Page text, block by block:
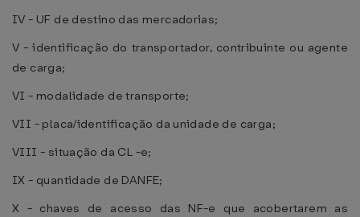
IV - UF de destino das mercadorias;
V - identificação do transportador, contribuinte ou agente
de carga;
VI - modalidade de transporte;
VII - placa/identificação da unidade de carga;
VIII - situação da CL -e;
IX - quantidade de DANFE;
X - chaves de acesso das NF-e que acobertarem as